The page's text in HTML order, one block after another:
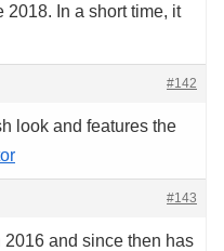
In a short time, it
#142
look and features the
#143
and since then has